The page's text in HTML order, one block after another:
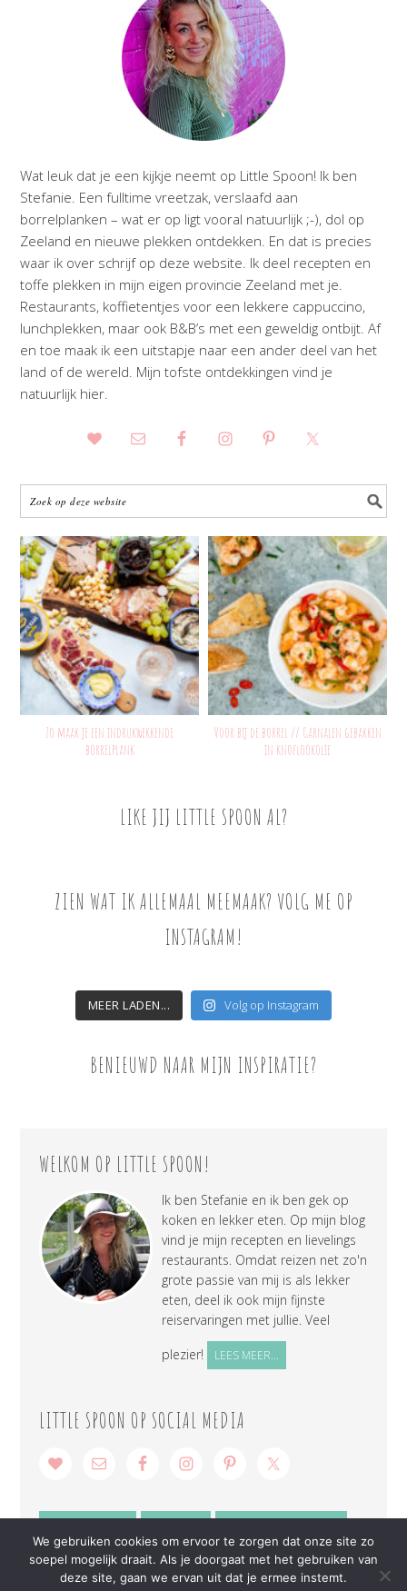
Wat leuk dat je een kijkje neemt op Little Spoon! Ik ben
Stefanie. Een fulltime vreetzak, verslaafd aan
borrelplanken – wat er op ligt vooral natuurlijk ;-), dol op
Zeeland en nieuwe plekken ontdekken. En dat is precies
waar ik over schrijf op deze website. Ik deel recepten en
toffe plekken in mijn eigen provincie Zeeland met je.
Restaurants, koffietentjes voor een lekkere cappuccino,
lunchplekken, maar ook B&B’s met een geweldig ontbijt. Af
en toe maak ik een uitstapje naar een ander deel van het
land of de wereld. Mijn tofste ontdekkingen vind je
natuurlijk hier.
Zo maak je een indrukwekkende
borrelplank
Voor bij de borrel // Garnalen gebakken
in knoflookolie
LIKE JIJ LITTLE SPOON AL?
ZIEN WAT IK ALLEMAAL MEEMAAK? VOLG ME OP
INSTAGRAM!
MEER LADEN... Volg op Instagram
BENIEUWD NAAR MIJN INSPIRATIE?
WELKOM OP LITTLE SPOON!
Ik ben Stefanie en ik ben gek op
koken en lekker eten. Op mijn blog
vind je mijn recepten en lievelings
restaurants. Omdat reizen net zo'n
grote passie van mij is als lekker
eten, deel ik ook mijn fijnste
reiservaringen met jullie. Veel
plezier!
LEES MEER...
LITTLE SPOON OP SOCIAL MEDIA
We gebruiken cookies om ervoor te zorgen dat onze site zo
soepel mogelijk draait. Als je doorgaat met het gebruiken van
deze site, gaan we ervan uit dat je ermee instemt.